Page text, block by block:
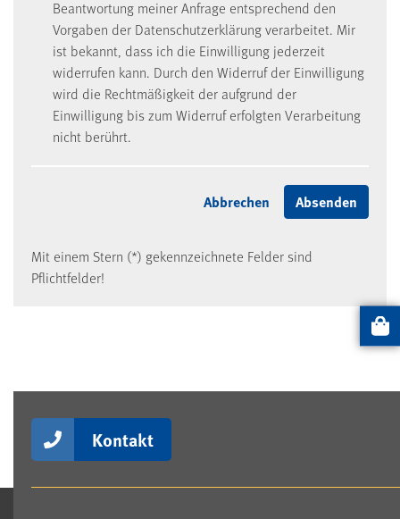
Beantwortung meiner Anfrage entsprechend den
Vorgaben der Datenschutzerklärung verarbeitet. Mir
ist bekannt, dass ich die Einwilligung jederzeit
widerrufen kann. Durch den Widerruf der Einwilligung
wird die Rechtmäßigkeit der aufgrund der
Einwilligung bis zum Widerruf erfolgten Verarbeitung
nicht berührt.
Mit einem Stern (*) gekennzeichnete Felder sind
Pflichtfelder!
Kontakt
Artikel